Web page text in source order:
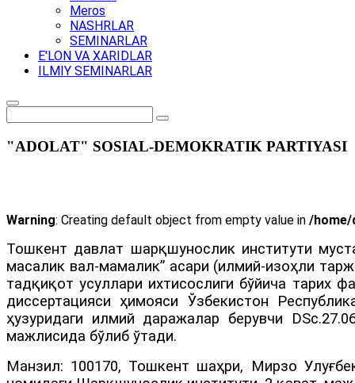
Meros
NASHRLAR
SEMINARLAR
E'LON VA XARIDLAR
ILMIY SEMINARLAR
"ADOLAT" SOSIAL-DEMOKRATIK PARTIYASI
Warning: Creating default object from empty value in /home/
Тошкент давлат шарқшунослик институти
масалик вал-мамалик” асари (илмий-изоҳли
тадқиқот усуллари ихтисослиги бўйича тарих
диссертацияси ҳимояси Ўзбекистон
ҳузуридаги илмий даражалар берувчи
мажлисида бўлиб ўтади.
Манзил: 100170, Тошкент шаҳри, Мирзо